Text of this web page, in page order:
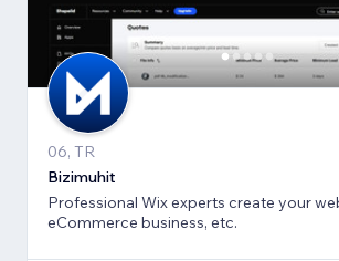
06, TR
Bizimuhit
Professional Wix experts create your
eCommerce business, etc.